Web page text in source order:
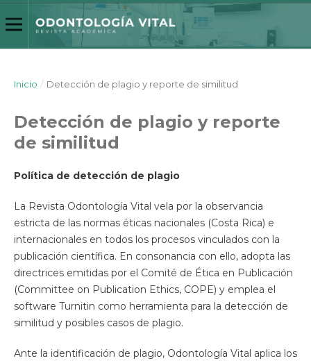
Inicio / Detección de plagio y reporte de similitud
Detección de plagio y reporte
de similitud
Política de detección de plagio
La Revista Odontología Vital vela por la observancia
estricta de las normas éticas nacionales (Costa Rica) e
internacionales en todos los procesos vinculados con la
publicación científica. En consonancia con ello, adopta las
directrices emitidas por el Comité de Ética en Publicación
(Committee on Publication Ethics, COPE) y emplea el
software Turnitin como herramienta para la detección de
similitud y posibles casos de plagio.
Ante la identificación de plagio, Odontología Vital aplica los